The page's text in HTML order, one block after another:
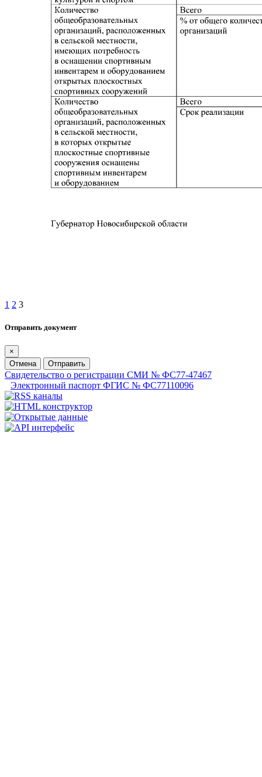
1 2 3
Отправить документ
×
Отмена
Отправить
Свидетельство о регистрации СМИ № ФС77-47467
Электронный паспорт ФГИС № ФС77110096